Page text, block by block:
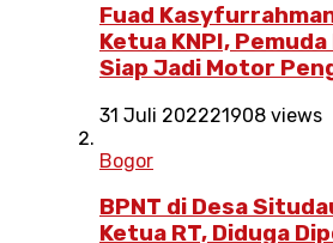
Fuad
Ketua KNPI,
Siap Jadi Motor
31 Juli 202221908 views
Bogor
BPNT di Desa
Ketua RT, Diduga